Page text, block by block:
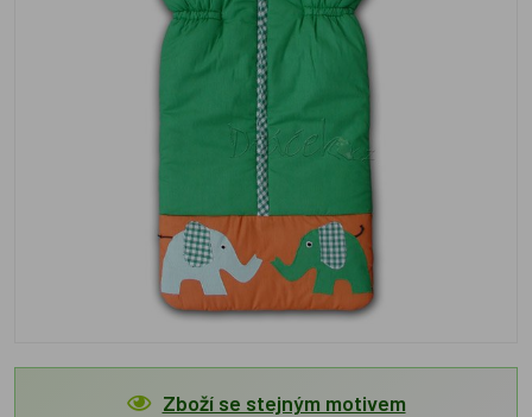
Zboží se stejným motivem